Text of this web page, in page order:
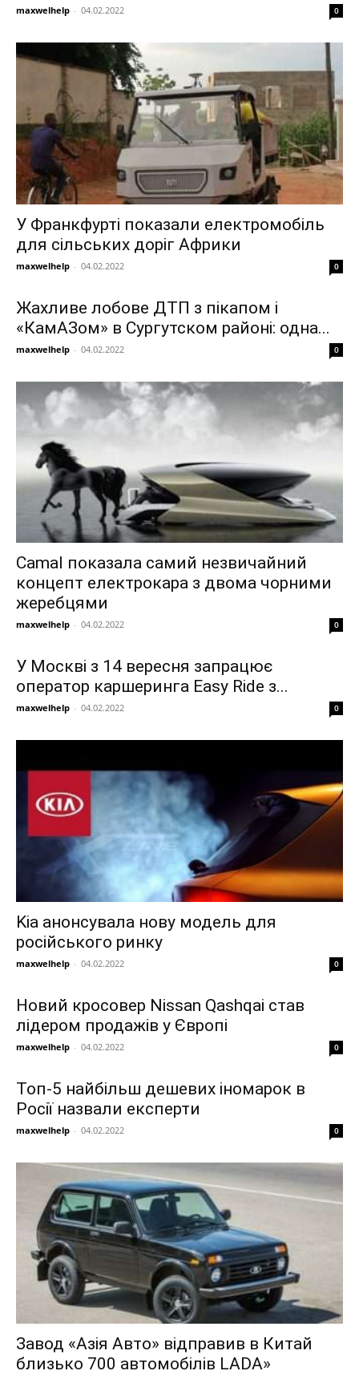
maxwelhelp - 04.02.2022 0
У Франкфурті показали електромобіль
для сільських доріг Африки
maxwelhelp - 04.02.2022 0
Жахливе лобове ДТП з пікапом і
«КамАЗом» в Сургутском районі: одна...
maxwelhelp - 04.02.2022 0
Camal показала самий незвичайний
концепт електрокара з двома чорними
жеребцями
maxwelhelp - 04.02.2022 0
У Москві з 14 вересня запрацює
оператор каршеринга Easy Ride з...
maxwelhelp - 04.02.2022 0
Kia анонсувала нову модель для
російського ринку
maxwelhelp - 04.02.2022 0
Новий кросовер Nissan Qashqai став
лідером продажів у Європі
maxwelhelp - 04.02.2022 0
Топ-5 найбільш дешевих іномарок в
Росії назвали експерти
maxwelhelp - 04.02.2022 0
Завод «Азія Авто» відправив в Китай
близько 700 автомобілів LADA»